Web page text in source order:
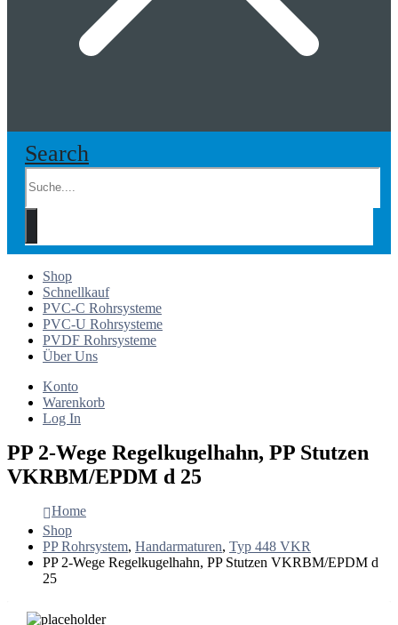
Search
Shop
Schnellkauf
PVC-C Rohrsysteme
PVC-U Rohrsysteme
PVDF Rohrsysteme
Über Uns
Konto
Warenkorb
Log In
PP 2-Wege Regelkugelhahn, PP Stutzen
VKRBM/EPDM d 25
Home
Shop
PP Rohrsystem, Handarmaturen, Typ 448 VKR
PP 2-Wege Regelkugelhahn, PP Stutzen VKRBM/EPDM d
25